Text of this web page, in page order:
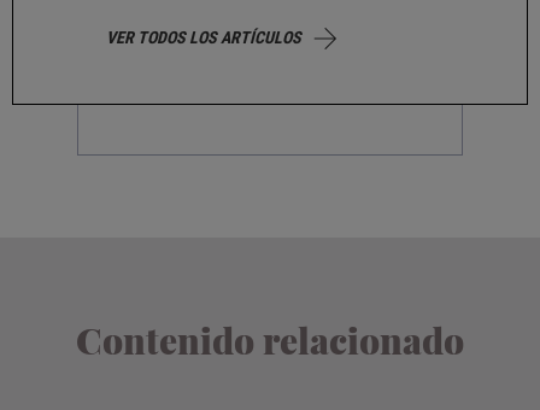
VER TODOS LOS ARTÍCULOS
Contenido relacionado